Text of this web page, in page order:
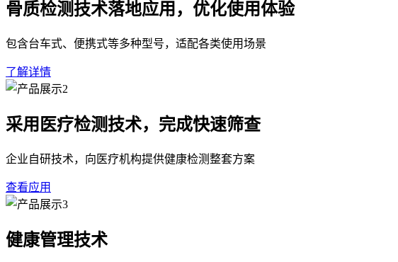
首页/内容中心/健康新闻 · 正文
采购肺功能仪：价格之外的实用决策指南
2026-06-18
准与维护的便捷性，以及软件升级是否需要额外付费。一款设计合理、故障率
提供完整的全生命周期成本构成说明，以便进行横向比较。
设备的核心检测性能与医疗机构实用性是另一个决定价格价值的核心要素。这
设测试程序的完整性、报告生成的便捷性与数据管理能力等。在产品设计时，
目。采购时应通过试用或演示，确认设备操作是否流畅，输出的报告是否满足科
含了对质量控制与法规遵循的投入。在选型过程中，务必核实设备的医疗器械